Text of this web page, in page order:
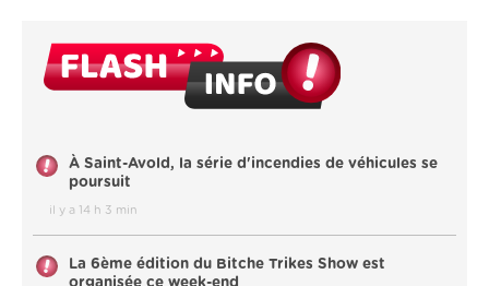
À Saint-Avold, la série d'incendies de véhicules se
poursuit
il y a 14 h 3 min
La 6ème édition du Bitche Trikes Show est
organisée ce week-end